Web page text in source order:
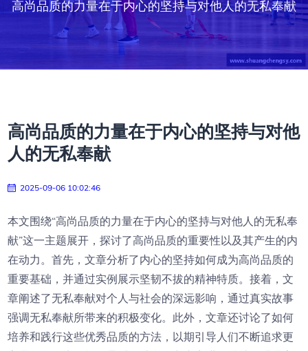
高尚品质的力量在于内心的坚持与对他人的无私奉献
高尚品质的力量在于内心的坚持与对他
人的无私奉献
2025-09-06 10:02:46
本文围绕“高尚品质的力量在于内心的坚持与对他人的无私奉
献”这一主题展开，探讨了高尚品质的重要性以及其产生的内
在动力。首先，文章分析了内心的坚持如何成为高尚品质的
重要基础，并通过实例展示坚韧不拔的精神特质。接着，文
章阐述了无私奉献对个人与社会的深远影响，通过真实故事
强调无私奉献所带来的积极变化。此外，文章还讨论了如何
培养和践行这些优秀品质的方法，以期引导人们不断追求更